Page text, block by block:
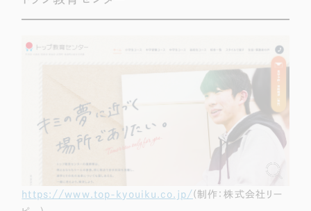
https://www.top-kyouiku.co.jp/ (制作：株式会社リー